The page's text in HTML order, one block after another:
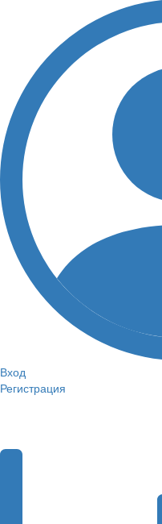
Вход
Регистрация